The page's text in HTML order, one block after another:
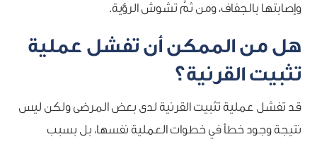
وإصابتها بالجفاف، ومن ثمَّ تشوش الرؤية.
هل من الممكن أن تفشل عملية
تثبيت القرنية؟
قد تفشل عملية تثبيت القرنية لدى بعض المرضى ولكن ليس
نتيجة وجود خطأ في خطوات العملية نفسها، بل بسبب